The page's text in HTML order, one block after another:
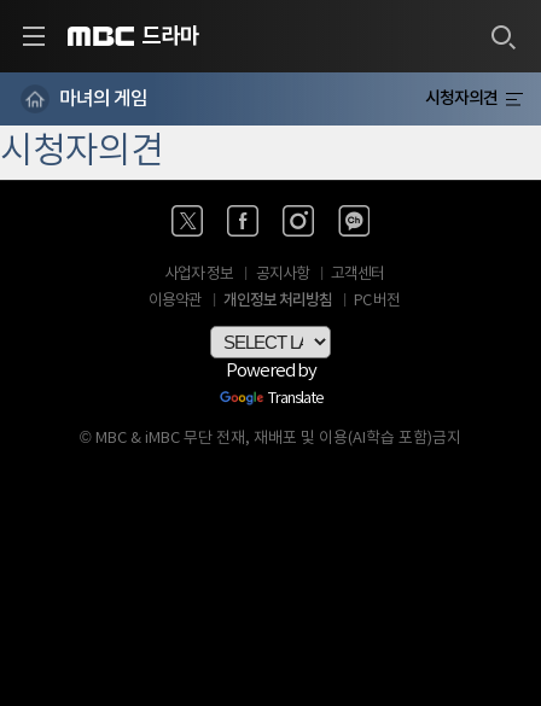
드라마
마녀의 게임 시청자의견
시청자의견
사업자 정보 공지사항
고객센터
이용약관
개인정보 처리방침 PC 버전
Powered by
Translate
© MBC & iMBC 무단 전재, 재배포 및 이용(AI학습 포함)금지